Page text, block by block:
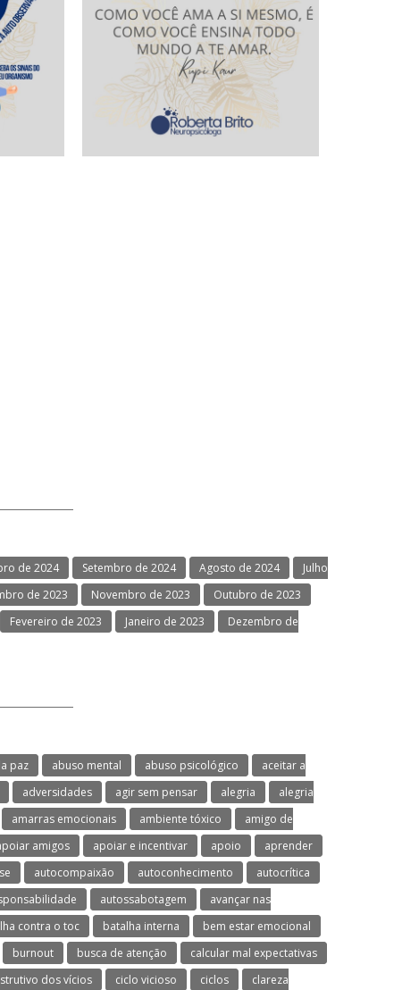
de 2024 Setembro de 2024 Agosto de 2024
Julho
de 2023 Novembro de 2023
Outubro de 2023
Fevereiro de 2023 Janeiro de 2023
Dezembro de
paz abuso mental abuso psicológico
aceitar a
adversidades agir sem pensar alegria
alegria
amarras emocionais ambiente tóxico
amigo de
amigos apoiar e incentivar apoio
aprender
autocompaixão autoconhecimento
autocrítica
autossabotagem
avançar nas
contra o toc batalha interna
bem estar emocional
burnout busca de atenção
calcular mal expectativas
dos vícios ciclo vicioso ciclos
clareza